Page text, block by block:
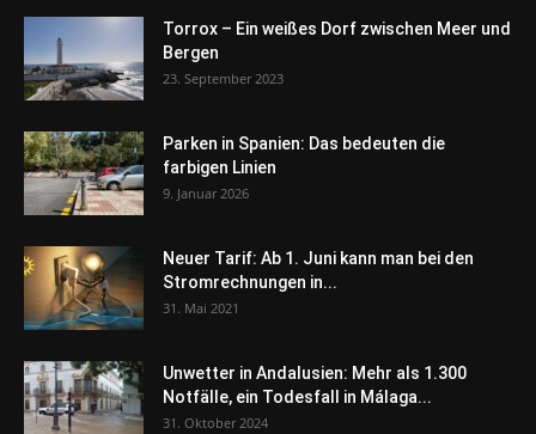
Torrox – Ein weißes Dorf zwischen Meer und
Bergen
23. September 2023
Parken in Spanien: Das bedeuten die
farbigen Linien
9. Januar 2026
Neuer Tarif: Ab 1. Juni kann man bei den
Stromrechnungen in...
31. Mai 2021
Unwetter in Andalusien: Mehr als 1.300
Notfälle, ein Todesfall in Málaga...
31. Oktober 2024